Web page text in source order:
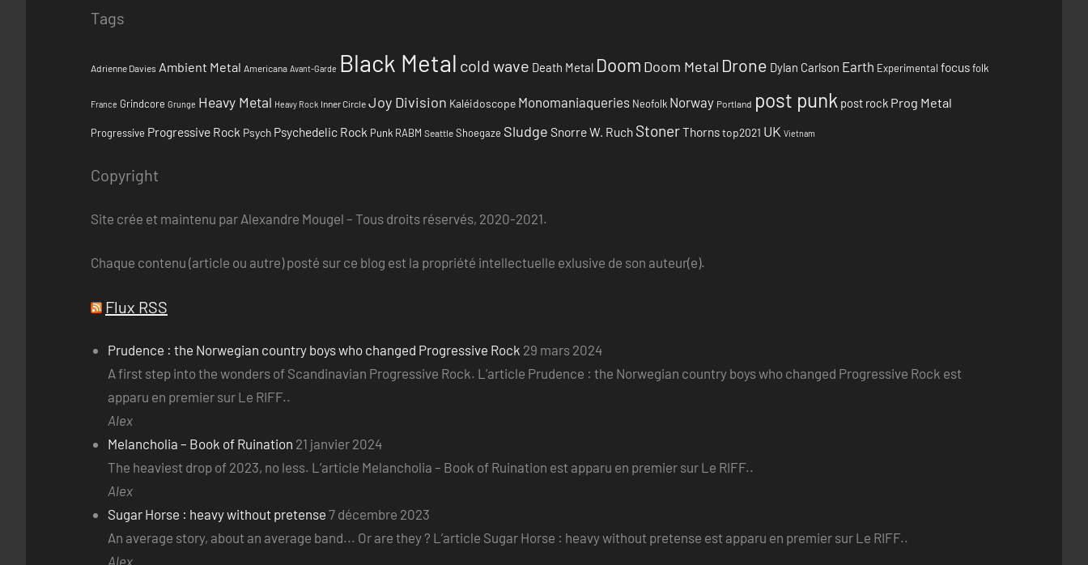
Tags
Adrienne Davies Ambient Metal Americana Avant-Garde Black Metal cold wave Death Metal Doom Doom Metal Drone Dylan Carlson Earth Experimental focusfolk
France Grindcore Grunge Heavy Metal Heavy Rock Inner Circle Joy Division Kaléidoscope Monomaniaqueries Neofolk Norway Portland post punk post rock Prog Metal
Progressive Progressive Rock Psych Psychedelic Rock Punk RABM Seattle Shoegaze Sludge Snorre W. Ruch StonerThornstop2021 UK Vietnam
Copyright
Site crée et maintenu par Alexandre Mougel – Tous droits réservés, 2020-2021.
Chaque contenu (article ou autre) posté sur ce blog est la propriété intellectuelle exlusive de son auteur(e).
Flux RSS
Prudence : the Norwegian country boys who changed Progressive Rock 29 mars 2024
A first step into the wonders of Scandinavian Progressive Rock. L’article Prudence : the Norwegian country boys who changed Progressive Rock est
apparu en premier sur Le RIFF..
Alex
Melancholia – Book of Ruination 21 janvier 2024
The heaviest drop of 2023, no less. L’article Melancholia – Book of Ruination est apparu en premier sur Le RIFF..
Alex
Sugar Horse : heavy without pretense 7 décembre 2023
An average story, about an average band... Or are they ? L’article Sugar Horse : heavy without pretense est apparu en premier sur Le RIFF..
Alex